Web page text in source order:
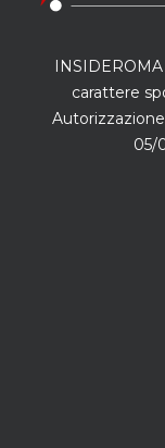
carattere
05/